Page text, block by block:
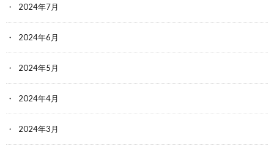
2024年7月
2024年6月
2024年5月
2024年4月
2024年3月